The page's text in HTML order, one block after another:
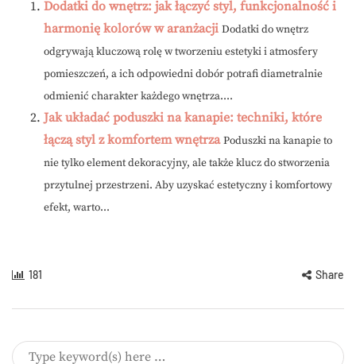
Dodatki do wnętrz: jak łączyć styl, funkcjonalność i
harmonię kolorów w aranżacji Dodatki do wnętrz
odgrywają kluczową rolę w tworzeniu estetyki i atmosfery
pomieszczeń, a ich odpowiedni dobór potrafi diametralnie
odmienić charakter każdego wnętrza....
Jak układać poduszki na kanapie: techniki, które
łączą styl z komfortem wnętrza Poduszki na kanapie to
nie tylko element dekoracyjny, ale także klucz do stworzenia
przytulnej przestrzeni. Aby uzyskać estetyczny i komfortowy
efekt, warto...
181 Share